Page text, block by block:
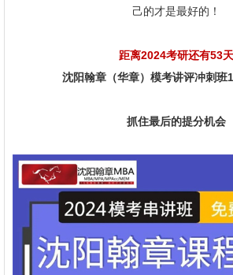
己的才是最好的！
距离2024考研还有53天
沈阳翰章（华章）模考讲评冲刺班
抓住最后的提分机会